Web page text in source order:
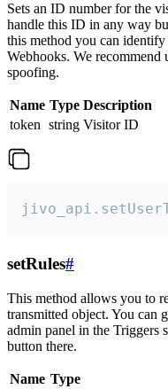
Sets an ID number for the
handle this ID in any way
this method you can
Webhooks. We recommend
spoofing.
Name Type Description
token string Visitor ID
setRules#
This method allows you to
transmitted object. You can
admin panel in the Triggers
button there.
Name Type